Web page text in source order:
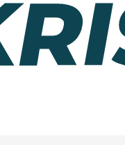
farming
in lakhs...